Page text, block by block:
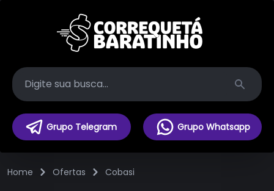
Search
Grupo Telegram Grupo Whatsapp
Home Ofertas Cobasi